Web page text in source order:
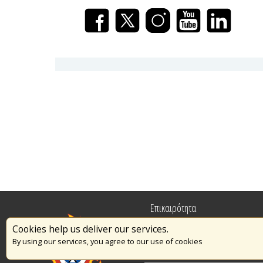
Cookies help us deliver our services.
By using our services, you agree to our use of cookies
Επικαιρότητα
Πυρασφάλεια